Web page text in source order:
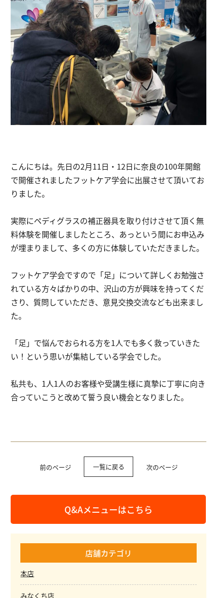
こんにちは。先日の2月11日・12日に奈良の100年開館
で開催されましたフットケア学会に出展させて頂いてお
りました。
実際にペディグラスの補正器具を取り付けさせて頂く無
料体験を開催しましたところ、あっという間にお申込み
が埋まりまして、多くの方に体験していただきました。
フットケア学会ですので「足」について詳しくお勉強さ
れている方々ばかりの中、沢山の方が興味を持ってくだ
さり、質問していただき、意見交換交流なども出来まし
た。
「足」で悩んでおられる方を1人でも多く救っていきた
い！という思いが集結している学会でした。
私共も、1人1人のお客様や受講生様に真摯に丁寧に向き
合っていこうと改めて誓う良い機会となりました。
前のページ 一覧に戻る 次のページ
Q&Aメニューはこちら
店舗カテゴリ
本店
みなくち店